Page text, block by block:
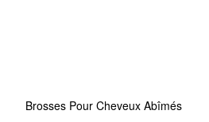
Brosses Pour Cheveux Abîmés